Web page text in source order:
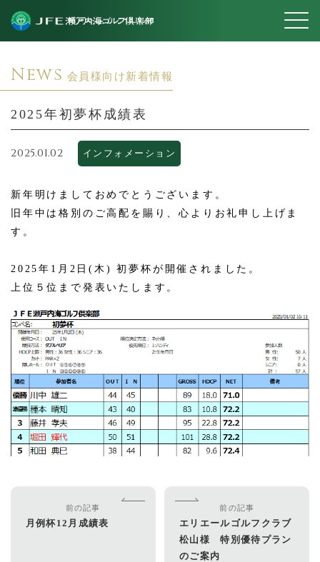
News 会員様向け新着情報
2025年初夢杯成績表
2025.01.02 インフォメーション
新年明けましておめでとうございます。
旧年中は格別のご高配を賜り、心よりお礼申し上げま
す。
2025年1月2日(木) 初夢杯が開催されました。
上位５位まで発表いたします。
前の記事
月例杯12月成績表
前の記事
エリエールゴルフクラブ
松山様 特別優待プラン
のご案内